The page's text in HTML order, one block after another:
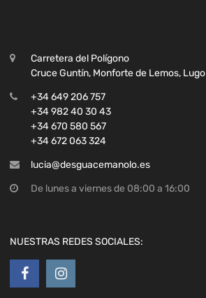
Carretera del Polígono
Cruce Guntín, Monforte de Lemos, Lugo
+34 649 206 757
+34 982 40 30 43
+34 670 580 567
+34 672 063 324
lucia@desguacemanolo.es
De lunes a viernes de 08:00 a 16:00
NUESTRAS REDES SOCIALES: